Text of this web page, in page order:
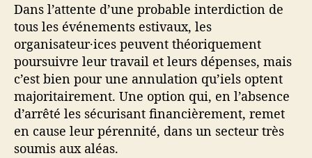
Dans l’attente d’une probable interdiction de
tous les événements estivaux, les
organisateur·ices peuvent théoriquement
poursuivre leur travail et leurs dépenses, mais
c’est bien pour une annulation qu’iels optent
majoritairement. Une option qui, en l’absence
d’arrêté les sécurisant financièrement, remet
en cause leur pérennité, dans un secteur très
soumis aux aléas.